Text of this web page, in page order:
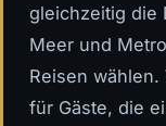
gleichzeitig die
Meer und
Reisen
für Gäste, die